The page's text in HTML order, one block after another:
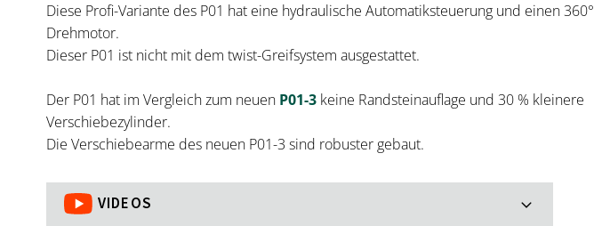
Diese Profi-Variante des P01 hat eine hydraulische Automatiksteuerung und einen 360°
Drehmotor.
Dieser P01 ist nicht mit dem twist-Greifsystem ausgestattet.
Der P01 hat im Vergleich zum neuen P01-3 keine Randsteinauflage und 30 % kleinere
Verschiebezylinder.
Die Verschiebearme des neuen P01-3 sind robuster gebaut.
VIDEOS